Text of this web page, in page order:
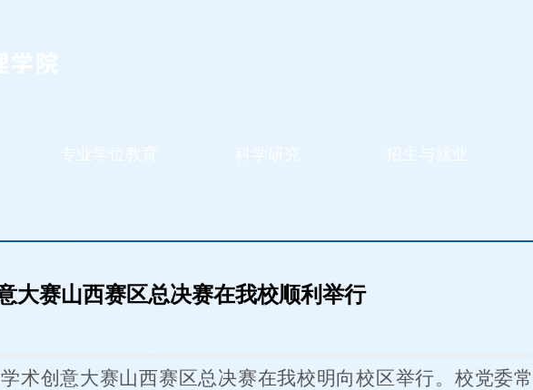
专业学位教育 科学研究 招生与就业
大赛山西赛区总决赛在我校顺利举行
术创意大赛山西赛区总决赛在我校明向校区举行。校党委常